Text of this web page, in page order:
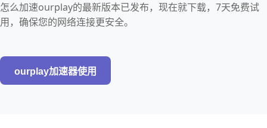
怎么加速ourplay的最新版本已发布，现在就下载，7天免费试
用，确保您的网络连接更安全。
ourplay加速器使用